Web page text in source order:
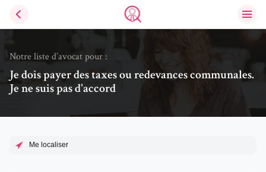
Trouve un avocat
Notre liste d’avocat pour :
Je dois payer des taxes ou redevances communales.
Je ne suis pas d'accord
Me localiser